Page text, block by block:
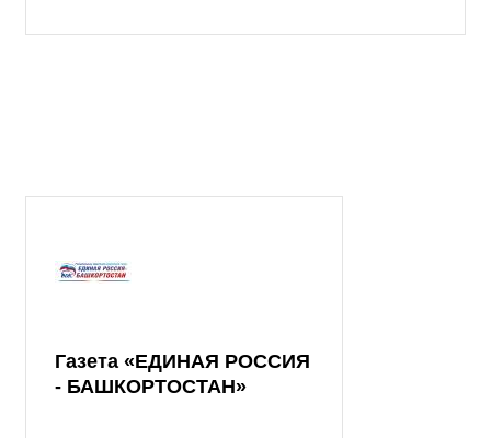
Газета «ЕДИНАЯ РОССИЯ
- БАШКОРТОСТАН»